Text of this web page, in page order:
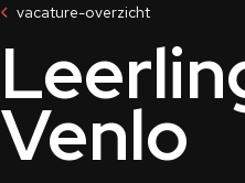
vacature-overzicht
Venlo